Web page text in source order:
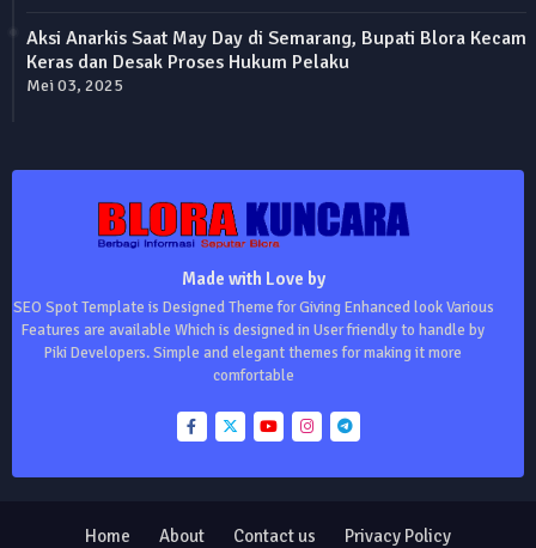
Aksi Anarkis Saat May Day di Semarang, Bupati Blora Kecam
Keras dan Desak Proses Hukum Pelaku
Mei 03, 2025
Made with Love by
SEO Spot Template is Designed Theme for Giving Enhanced look Various
Features are available Which is designed in User friendly to handle by
Piki Developers. Simple and elegant themes for making it more
comfortable
Home About Contact us Privacy Policy